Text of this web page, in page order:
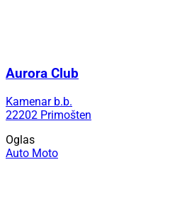
Aurora Club
Kamenar b.b.
22202 Primošten
Oglas
Auto Moto